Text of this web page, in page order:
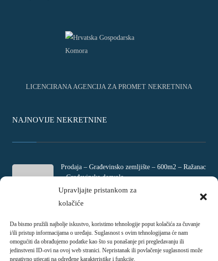
Upravljajte pristankom za
kolačiće
Da bismo pružili najbolje iskustvo, koristimo tehnologije poput kolačića za čuvanje
i/ili pristup informacijama o uređaju. Suglasnost s ovim tehnologijama će nam
omogućiti da obrađujemo podatke kao što su ponašanje pri pregledavanju ili
jedinstveni ID-ovi na ovoj web stranici. Nepristanak ili povlačenje suglasnosti može
negativno utjecati na određene karakteristike i funkcije.
LICENCIRANA AGENCIJA ZA PROMET NEKRETNINA
NAJNOVIJE NEKRETNINE
Prodaja – Građevinsko zemljište – 600m2 – Ražanac
– Građevinska dozvola
Rtina, Croatia
€ 180.000
Prodaja – Četverosobni stan – Jadranovo –
Crikvenica – 73m2
Ulica Ivani, Jadranovo, Croatia